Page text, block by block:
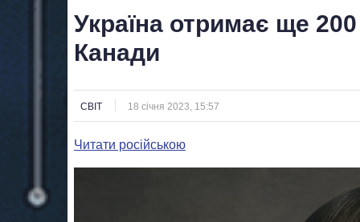
Україна отримає ще
Канади
СВІТ 18 січня 2023, 15:57
Читати російською